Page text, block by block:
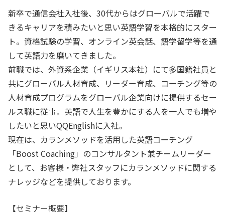
新卒で通信会社入社後、30代からはグローバルで活躍で
きるキャリアを積みたいと思い英語学習を本格的にスター
ト。資格試験の学習、オンライン英会話、語学留学等を通
して英語力を磨いてきました。
前職では、外資系企業（イギリス本社）にて多国籍社員と
共にグローバル人材育成、リーダー育成、コーチング等の
人材育成プログラムをグローバル企業向けに提供するセー
ルス職に従事。英語で人生を豊かにする人を一人でも増や
したいと思いQQEnglishに入社。
現在は、カランメソッドを活用した英語コーチング
「Boost Coaching」のコンサルタント兼チームリーダー
として、お客様・弊社スタッフにカランメソッドに関する
ナレッジなどを提供しております。
【セミナー概要】